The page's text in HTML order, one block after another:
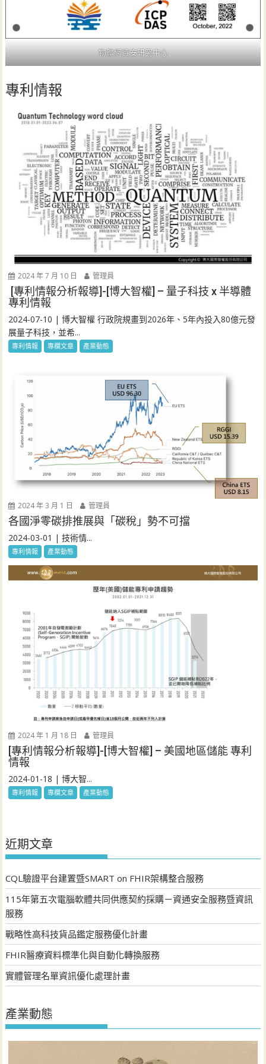
物聯網資安研究中心
專利情報
2024 年 7 月 10 日 管理員
[專利情報分析報導]-[博大智權] – 量子科技 x 半導體
專利情報
2024-07-10 | 博大智權 行政院規畫到2026年、5年內投入80億元發
展量子科技，並希...
專利情報 專欄文章 產業動態
2024 年 3 月 1 日 管理員
各國淨零碳排推展與「碳稅」勢不可擋
2024-03-01 | 技術情...
專利情報 產業動態
2024 年 1 月 18 日 管理員
[專利情報分析報導]-[博大智權] – 美國地區儲能 專利
情報
2024-01-18 | 博大智...
專利情報 專欄文章 產業動態
近期文章
CQL驗證平台建置暨SMART on FHIR架構整合服務
115年第五次電腦軟體共同供應契約採購－資通安全服務暨資訊
服務
戰略性高科技貨品鑑定服務優化計畫
FHIR醫療資料標準化與自動化轉換服務
實體管理名單資訊優化處理計畫
產業動態